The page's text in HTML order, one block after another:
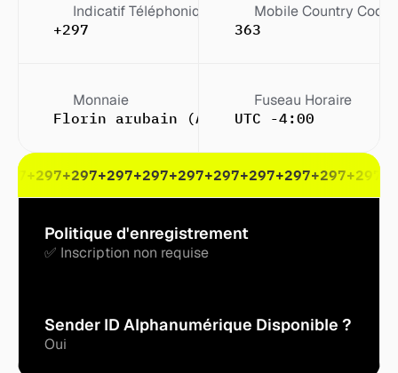
Indicatif Téléphonique
+297
Mobile Country Code
363
Monnaie
Florin arubain (Afl.)
Fuseau Horaire
UTC -4:00
+297+297+297+297+297+297+297+297+297+297
Politique d'enregistrement
✅ Inscription non requise
Sender ID Alphanumérique Disponible ?
Oui